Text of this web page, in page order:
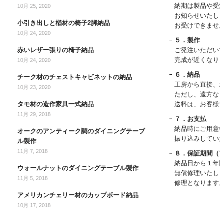
納期は製品や
お知らせいた
お受けできま
５．製作
ご発注いただ
完成が近くな
６．納品
工房から直接
ただし、遠方
送料は、お客
７．お支払
納品時にご用
振り込みして
８．保証期間
納品日から１
無償修理いた
修理となりま
10月 25, 2020
小引き出しと楢材の椅子2脚納品
10月 24, 2020
赤いレザー張りの椅子納品
10月 24, 2020
チーク材のチェストキャビネットの納品
10月 23, 2020
タモ材の造作家具一式納品
11月 29, 2018
オークのアンティーク調のダイニングテーブ
ル製作
11月 7, 2018
ウォールナットのダイニングテーブル製作
11月 5, 2018
アメリカンチェリー材のカップボード納品
10月 17, 2018